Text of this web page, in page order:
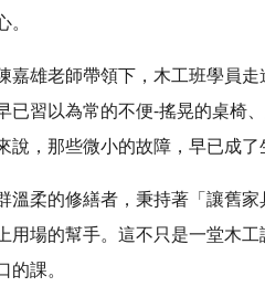
。
嘉雄老師帶領下，木工班學員
已習以為常的不便-搖晃的桌椅
說，那些微小的故障，早已成了
溫柔的修繕者，秉持著「讓舊
用場的幫手。這不只是一堂木
的課。